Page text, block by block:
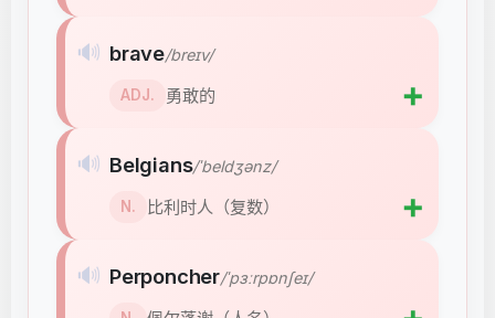
🔊 brave/breɪv/
ADJ. 勇敢的 ➕
🔊 Belgians/ˈbeldʒənz/
N. 比利时人（复数） ➕
🔊 Perponcher/ˈpɜːrpɒnʃeɪ/